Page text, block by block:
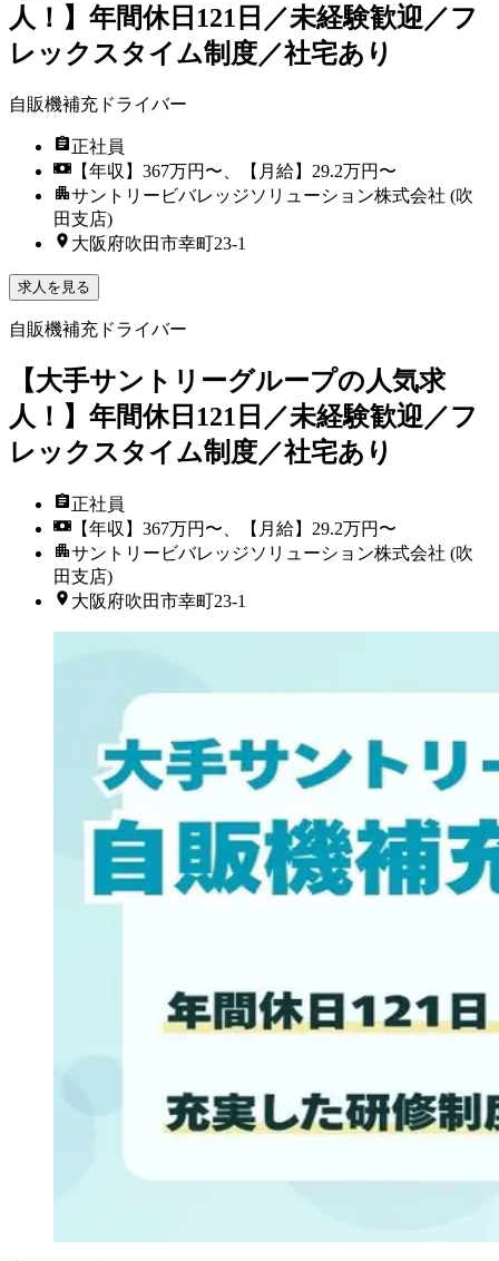
人！】年間休日121日／未経験歓迎／フ
レックスタイム制度／社宅あり
自販機補充ドライバー
正社員
【年収】367万円〜、【月給】29.2万円〜
サントリービバレッジソリューション株式会社 (吹
田支店)
大阪府吹田市幸町23-1
求人を見る
自販機補充ドライバー
【大手サントリーグループの人気求
人！】年間休日121日／未経験歓迎／フ
レックスタイム制度／社宅あり
正社員
【年収】367万円〜、【月給】29.2万円〜
サントリービバレッジソリューション株式会社 (吹
田支店)
大阪府吹田市幸町23-1